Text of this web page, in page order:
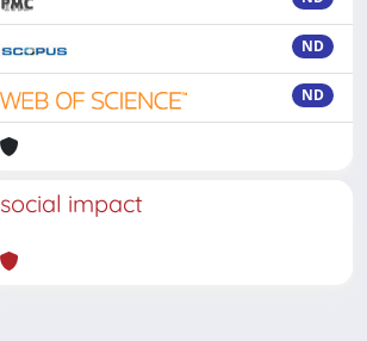
ND
ND
social impact